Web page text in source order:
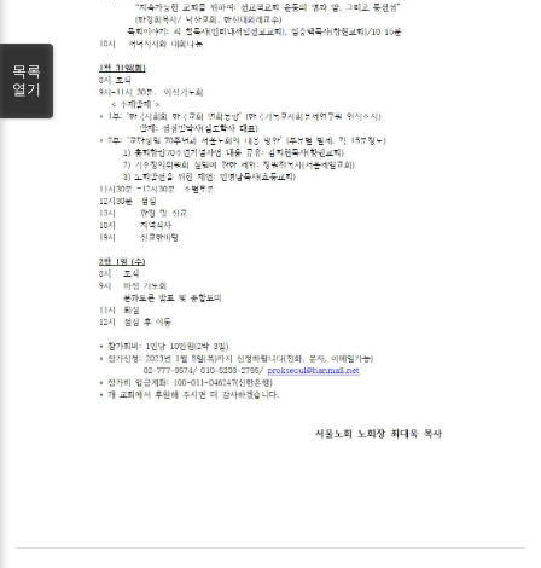
목록
열기